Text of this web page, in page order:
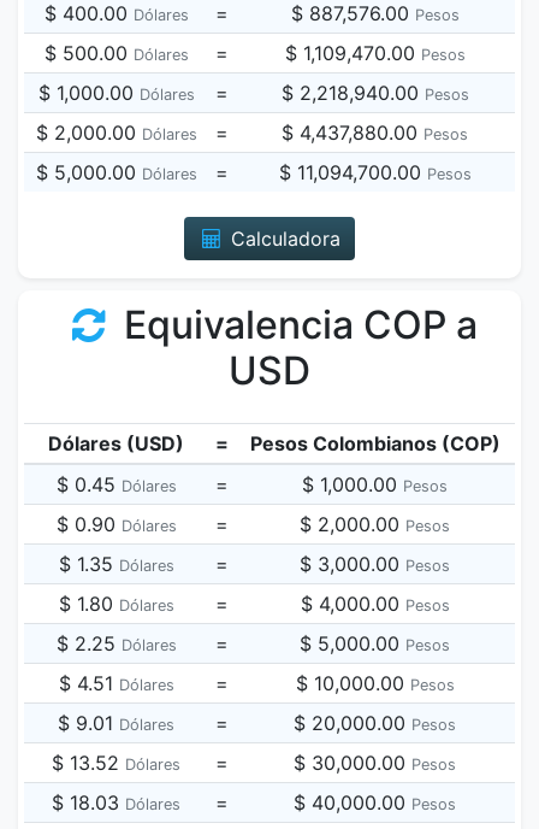
$ 400.00 Dólares = $ 887,576.00 Pesos
$ 500.00 Dólares = $ 1,109,470.00 Pesos
$ 1,000.00 Dólares = $ 2,218,940.00 Pesos
$ 2,000.00 Dólares = $ 4,437,880.00 Pesos
$ 5,000.00 Dólares = $ 11,094,700.00 Pesos
Calculadora
Equivalencia COP a
USD
Dólares (USD) =
Pesos Colombianos (COP)
$ 0.45 Dólares = $ 1,000.00 Pesos
$ 0.90 Dólares = $ 2,000.00 Pesos
$ 1.35 Dólares = $ 3,000.00 Pesos
$ 1.80 Dólares = $ 4,000.00 Pesos
$ 2.25 Dólares = $ 5,000.00 Pesos
$ 4.51 Dólares = $ 10,000.00 Pesos
$ 9.01 Dólares = $ 20,000.00 Pesos
$ 13.52 Dólares = $ 30,000.00 Pesos
$ 18.03 Dólares = $ 40,000.00 Pesos